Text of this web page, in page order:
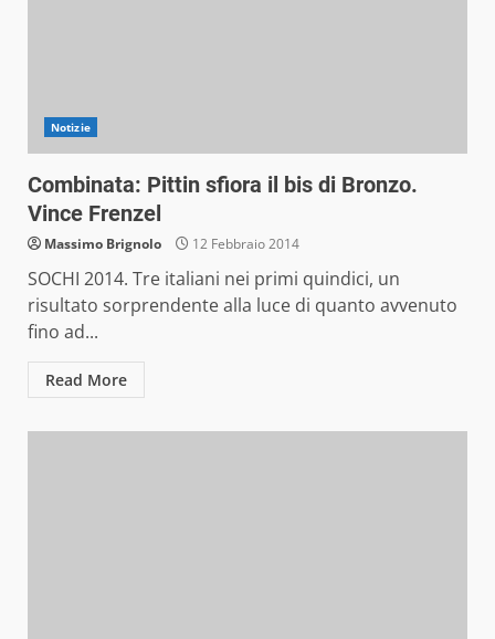
Notizie
Combinata: Pittin sfiora il bis di Bronzo.
Vince Frenzel
Massimo Brignolo 12 Febbraio 2014
SOCHI 2014. Tre italiani nei primi quindici, un
risultato sorprendente alla luce di quanto avvenuto
fino ad...
Read More